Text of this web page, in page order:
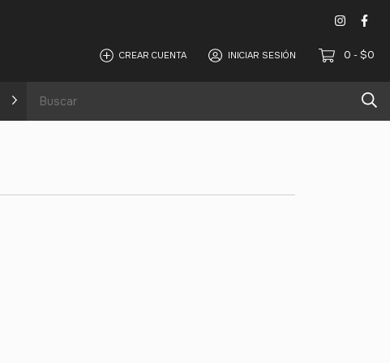
CREAR CUENTA INICIAR SESIÓN 0 - $0
Alquiler de equipos de sonido y iluminación